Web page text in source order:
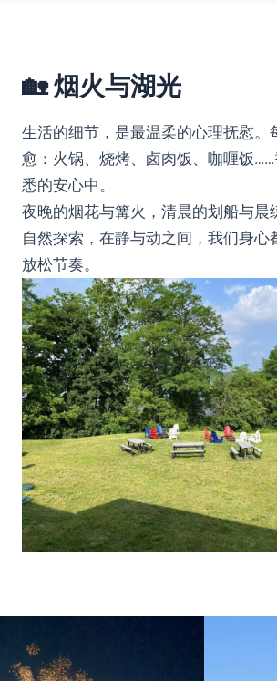
🏡 烟火与湖光
生活的细节，是最温柔的心理抚慰。
愈：火锅、烧烤、卤肉饭、咖喱饭
悉的安心中。
夜晚的烟花与篝火，清晨的划船与晨
自然探索，在静与动之间，我们身心
放松节奏。